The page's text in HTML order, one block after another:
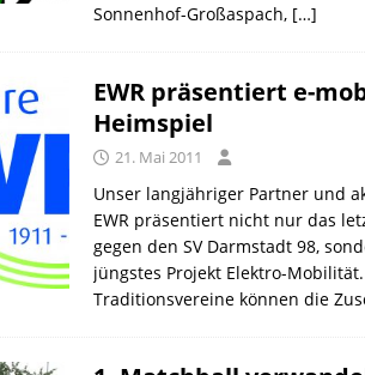
Sonnenhof-Großaspach, […]
EWR präsentiert e-
Heimspiel
21. Mai 2011
Unser langjähriger Partner und
EWR präsentiert nicht nur das
gegen den SV Darmstadt 98,
jüngstes Projekt Elektro-
Traditionsvereine können die